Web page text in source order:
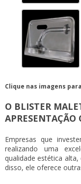
Clique nas imagens
O BLISTER
APRESENTAÇÃO
Empresas que
realizando uma
qualidade estética
disso, ele oferece